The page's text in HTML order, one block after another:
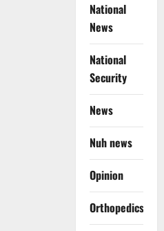
National
News
National
Security
News
Nuh news
Opinion
Orthopedics